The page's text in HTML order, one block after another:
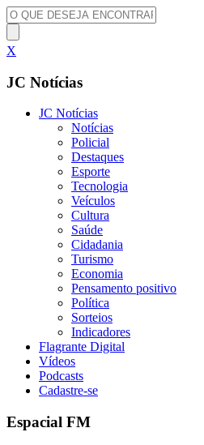
X
JC Notícias
JC Notícias
Notícias
Policial
Destaques
Esporte
Tecnologia
Veículos
Cultura
Saúde
Cidadania
Turismo
Economia
Pensamento positivo
Política
Sorteios
Indicadores
Flagrante Digital
Vídeos
Podcasts
Cadastre-se
Espacial FM